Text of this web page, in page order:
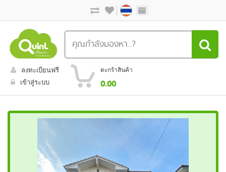
ลงทะเบียนฟรี
เข้าสู่ระบบ
ตะกร้าสินค้า
0.00